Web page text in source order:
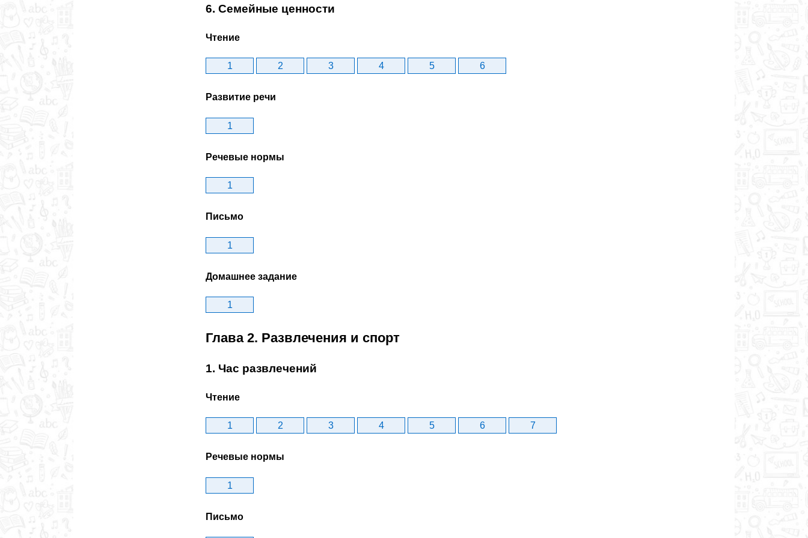
6. Семейные ценности
Чтение
1 2 3 4 5 6
Развитие речи
1
Речевые нормы
1
Письмо
1
Домашнее задание
1
Глава 2. Развлечения и спорт
1. Час развлечений
Чтение
1 2 3 4 5 6 7
Речевые нормы
1
Письмо